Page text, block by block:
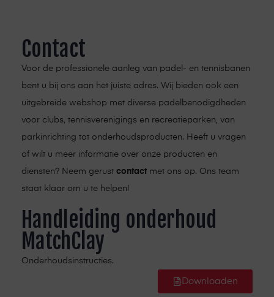
Contact
Voor de professionele aanleg van padel- en tennisbanen
bent u bij ons aan het juiste adres. Wij bieden ook een
uitgebreide webshop met diverse padelbenodigdheden
voor clubs, tennisverenigings en recreatieparken, van
parkinrichting tot onderhoudsproducten. Heeft u vragen
of wilt u meer informatie over onze producten en
diensten? Neem gerust contact met ons op. Ons team
staat klaar om u te helpen!
Handleiding onderhoud
MatchClay
Onderhoudsinstructies.
Downloaden